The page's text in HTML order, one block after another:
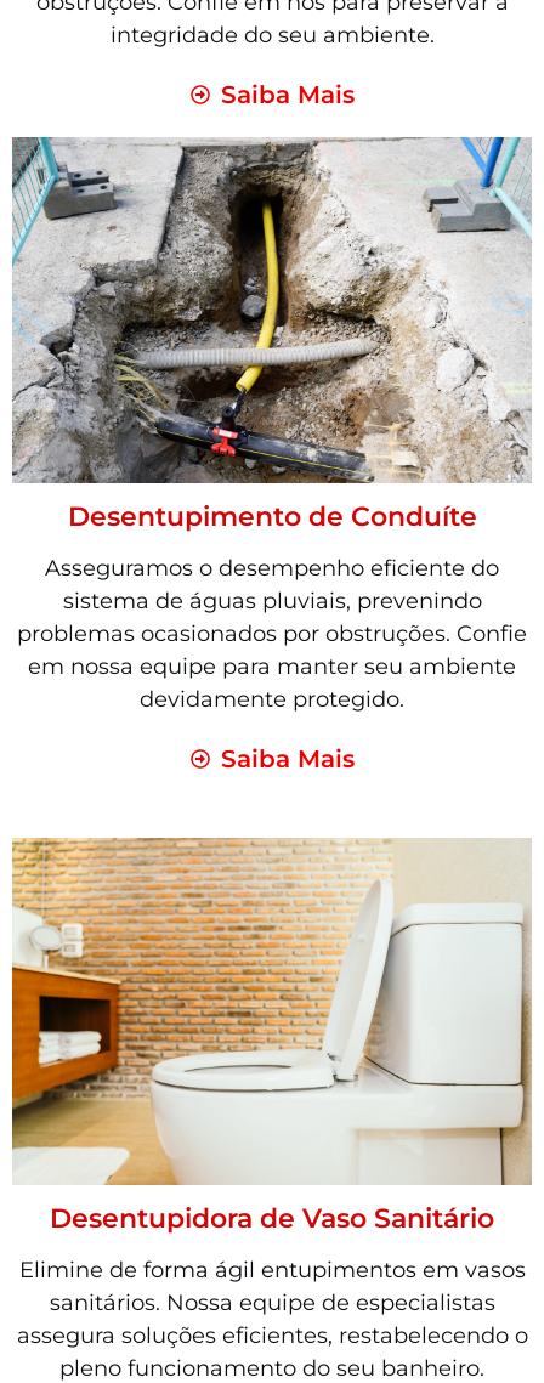
integridade do seu ambiente.
Saiba Mais
Desentupimento de Conduíte
Asseguramos o desempenho eficiente do
sistema de águas pluviais, prevenindo
problemas ocasionados por obstruções. Confie
em nossa equipe para manter seu ambiente
devidamente protegido.
Saiba Mais
Desentupidora de Vaso Sanitário
Elimine de forma ágil entupimentos em vasos
sanitários. Nossa equipe de especialistas
assegura soluções eficientes, restabelecendo o
pleno funcionamento do seu banheiro.